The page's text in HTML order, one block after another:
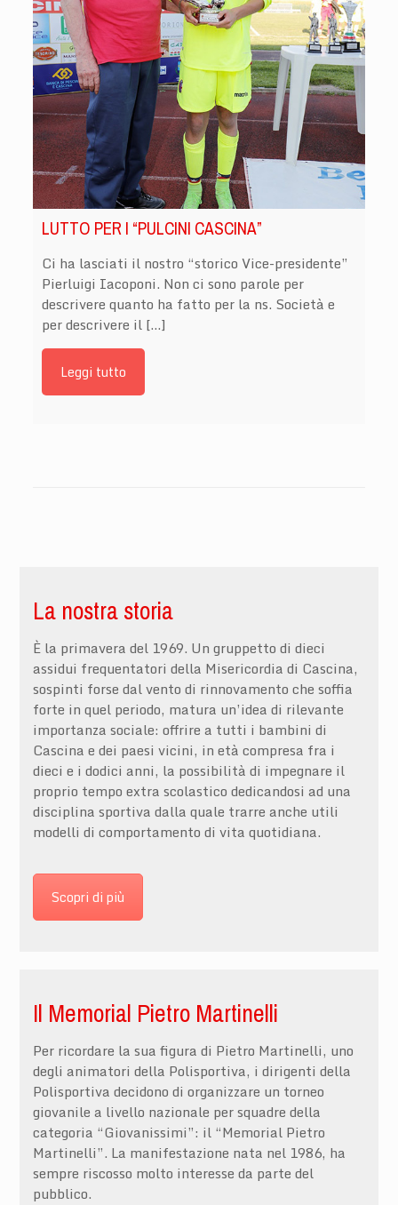
LUTTO PER I “PULCINI CASCINA”
Ci ha lasciati il nostro “storico Vice-presidente”
Pierluigi Iacoponi. Non ci sono parole per
descrivere quanto ha fatto per la ns. Società e
per descrivere il […]
Leggi tutto
La nostra storia
È la primavera del 1969. Un gruppetto di dieci
assidui frequentatori della Misericordia di Cascina,
sospinti forse dal vento di rinnovamento che soffia
forte in quel periodo, matura un’idea di rilevante
importanza sociale: offrire a tutti i bambini di
Cascina e dei paesi vicini, in età compresa fra i
dieci e i dodici anni, la possibilità di impegnare il
proprio tempo extra scolastico dedicandosi ad una
disciplina sportiva dalla quale trarre anche utili
modelli di comportamento di vita quotidiana.
Scopri di più
Il Memorial Pietro Martinelli
Per ricordare la sua figura di Pietro Martinelli, uno
degli animatori della Polisportiva, i dirigenti della
Polisportiva decidono di organizzare un torneo
giovanile a livello nazionale per squadre della
categoria “Giovanissimi”: il “Memorial Pietro
Martinelli”. La manifestazione nata nel 1986, ha
sempre riscosso molto interesse da parte del
pubblico.